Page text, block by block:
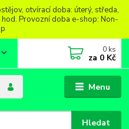
otvírací doba: úterý, středa,
Provozní doba e-shop: Non-
Menu
Hledat
0 ks
za 0 Kč